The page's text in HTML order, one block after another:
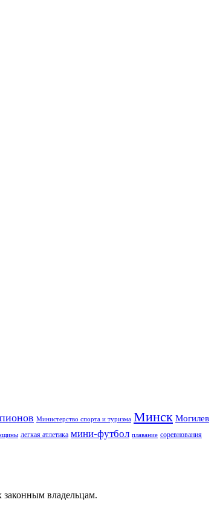
Министерство спорта и туризма Минск Могилев
легкая атлетика мини-футбол плавание соревнования
законным владельцам.